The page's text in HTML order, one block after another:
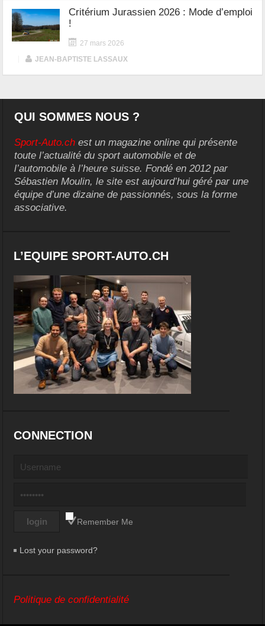
Critérium Jurassien 2026 : Mode d’emploi
!
27 mars 2026
JEAN-BAPTISTE LASSAUX
QUI SOMMES NOUS ?
Sport-Auto.ch est un magazine online qui présente
toute l’actualité du sport automobile et de
l’automobile à l’heure suisse. Fondé en 2012 par
Sébastien Moulin, le site est aujourd’hui géré par une
équipe d’une dizaine de passionnés, sous la forme
associative.
L’EQUIPE SPORT-AUTO.CH
CONNECTION
Remember Me
Lost your password?
Politique de confidentialité